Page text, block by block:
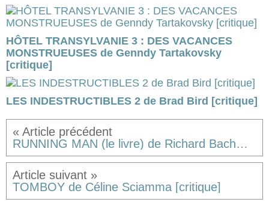
HÔTEL TRANSYLVANIE 3 : DES VACANCES
MONSTRUEUSES de Genndy Tartakovsky
[critique]
LES INDESTRUCTIBLES 2 de Brad Bird [critique]
RUNNING MAN (le livre) de Richard Bachman (alias Stephen King) [critique]
TOMBOY de Céline Sciamma [critique]